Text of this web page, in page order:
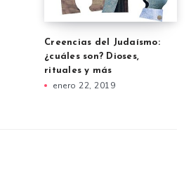
Creencias del Judaísmo:
¿cuáles son? Dioses,
rituales y más
enero 22, 2019